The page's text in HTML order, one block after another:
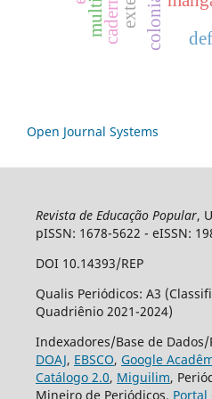
Open Journal Systems
Revista de Educação Popular,
pISSN: 1678-5622 - eISSN:
DOI 10.14393/REP
Qualis Periódicos: A3
Quadriênio 2021-2024)
Indexadores/Base de
DOAJ, EBSCO, Google
Catálogo 2.0, Miguilim,
Mineiro de Periódicos, Portal